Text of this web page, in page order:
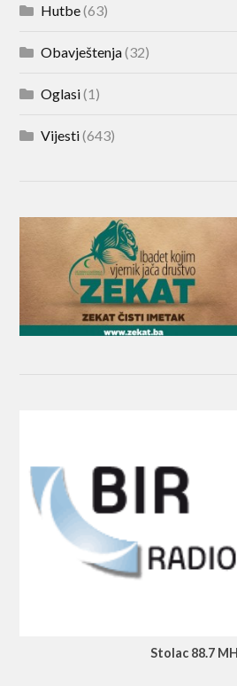
Hutbe(63)
Obavještenja(32)
Oglasi(1)
Vijesti(643)
Stolac 88.7